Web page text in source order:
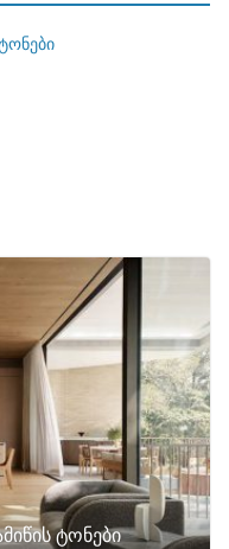
ტონები